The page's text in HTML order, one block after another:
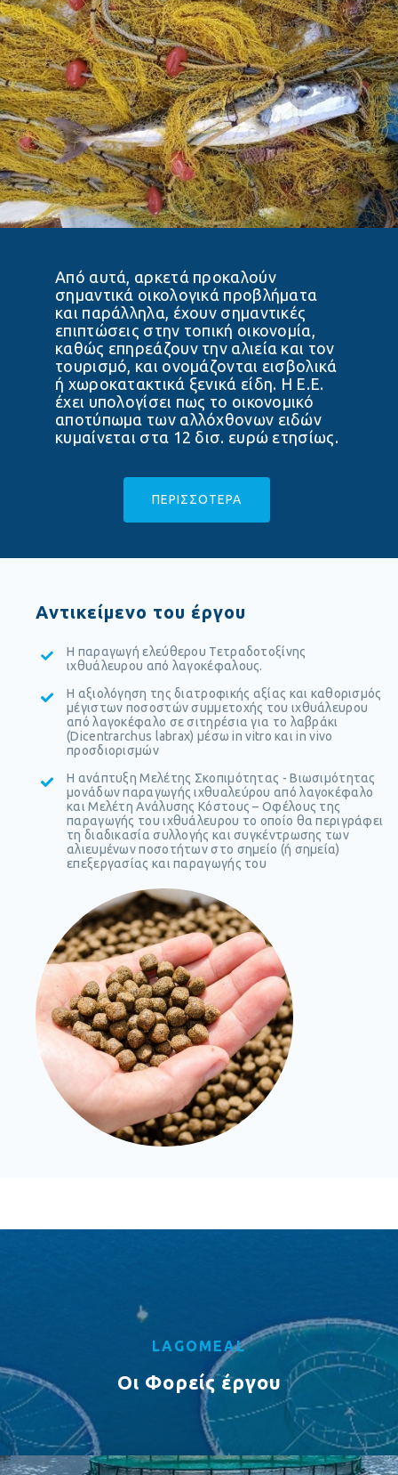
Από αυτά, αρκετά προκαλούν
σημαντικά οικολογικά προβλήματα
και παράλληλα, έχουν σημαντικές
επιπτώσεις στην τοπική οικονομία,
καθώς επηρεάζουν την αλιεία και τον
τουρισμό, και ονομάζονται εισβολικά
ή χωροκατακτικά ξενικά είδη. Η Ε.Ε.
έχει υπολογίσει πως το οικονομικό
αποτύπωμα των αλλόχθονων ειδών
κυμαίνεται στα 12 δισ. ευρώ ετησίως.
ΠΕΡΙΣΣΟΤΕΡΑ
Aντικείμενο του έργου
Η παραγωγή ελεύθερου Τετραδοτοξίνης
ιχθυάλευρου από λαγοκέφαλους.
Η αξιολόγηση της διατροφικής αξίας και καθορισμός
μέγιστων ποσοστών συμμετοχής του ιχθυάλευρου
από λαγοκέφαλο σε σιτηρέσια για το λαβράκι
(Dicentrarchus labrax) μέσω in vitro και in vivo
προσδιορισμών
Η ανάπτυξη Μελέτης Σκοπιμότητας - Βιωσιμότητας
μονάδων παραγωγής ιχθυαλεύρου από λαγοκέφαλο
και Μελέτη Ανάλυσης Κόστους – Οφέλους της
παραγωγής του ιχθυάλευρου το οποίο θα περιγράφει
τη διαδικασία συλλογής και συγκέντρωσης των
αλιευμένων ποσοτήτων στο σημείο (ή σημεία)
επεξεργασίας και παραγωγής του
LAGOMEAL
Οι Φορείς έργου